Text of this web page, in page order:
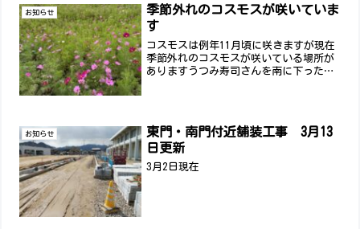
お知らせ
季節外れのコスモスが咲いていま
す
コスモスは例年11月頃に咲きますが現在
季節外れのコスモスが咲いている場所が
ありますうつみ寿司さんを南に下ったあ
お知らせ
東門・南門付近舗装工事 3月13
日更新
3月2日現在